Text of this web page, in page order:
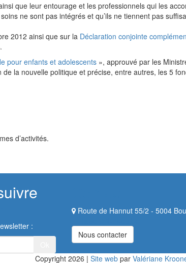
que leur entourage et les professionnels qui les
ne sont pas intégrés et qu’ils ne tiennent pas
2012 ainsi que sur la Déclaration conjointe
pour enfants et adolescents », approuvé par les
la nouvelle politique et précise, entre autres, les 5
d’activités.
:
Route de Hannut 55/2 - 5004
Nous contacter
Copyright 2026 | Site webpar Valériane